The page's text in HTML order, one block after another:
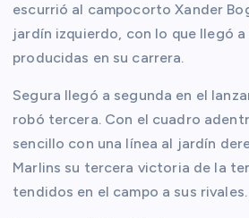
escurrió al campocorto Xander
jardín izquierdo, con lo que llegó
producidas en su carrera.
Segura llegó a segunda en el
robó tercera. Con el cuadro
sencillo con una línea al jardín
Marlins su tercera victoria de la
tendidos en el campo a sus rivales.